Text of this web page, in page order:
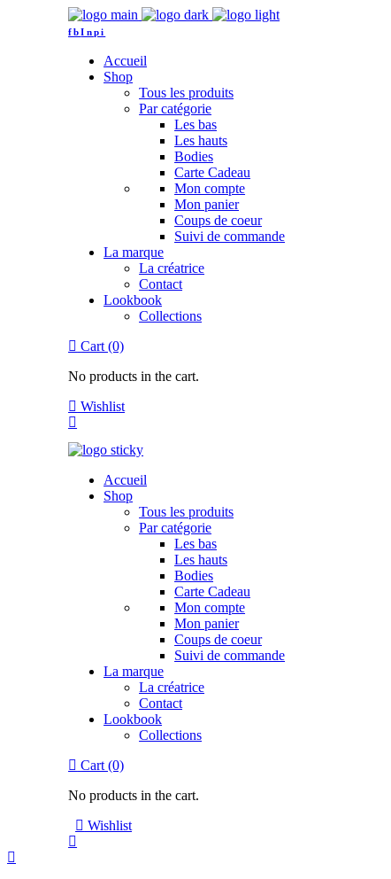
fbInpi
Accueil
Shop
Tous les produits
Par catégorie
Les bas
Les hauts
Bodies
Carte Cadeau
Mon compte
Mon panier
Coups de coeur
Suivi de commande
La marque
La créatrice
Contact
Lookbook
Collections
Cart (0)
No products in the cart.
Wishlist
Accueil
Shop
Tous les produits
Par catégorie
Les bas
Les hauts
Bodies
Carte Cadeau
Mon compte
Mon panier
Coups de coeur
Suivi de commande
La marque
La créatrice
Contact
Lookbook
Collections
Cart (0)
No products in the cart.
Wishlist